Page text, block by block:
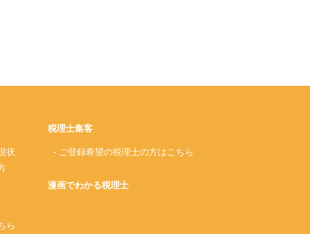
状
ら
税理士集客
- ご登録希望の税理士の方はこちら
漫画でわかる税理士